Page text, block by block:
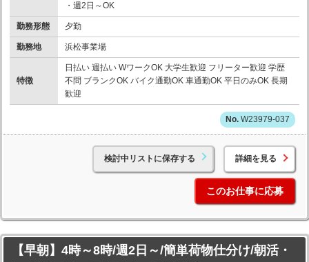
・週2日～OK
勤務形態 夕勤
勤務地 浜松事業場
特徴
日払い 週払い WワークOK 大学生歓迎 フリーター歓迎 学歴
不問 ブランクOK バイク通勤OK 車通勤OK 平日のみOK 長期
歓迎
W23979-037
検討中リストに保存する 詳細を見る
このお仕事に応募
【早朝】4時～8時/週2日～/簡単荷物仕分け/朝活・